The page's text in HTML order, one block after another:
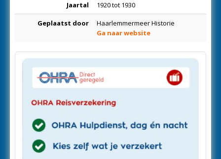
Jaartal 1920 tot 1930
Geplaatst door
Haarlemmermeer Historie
Ga naar website